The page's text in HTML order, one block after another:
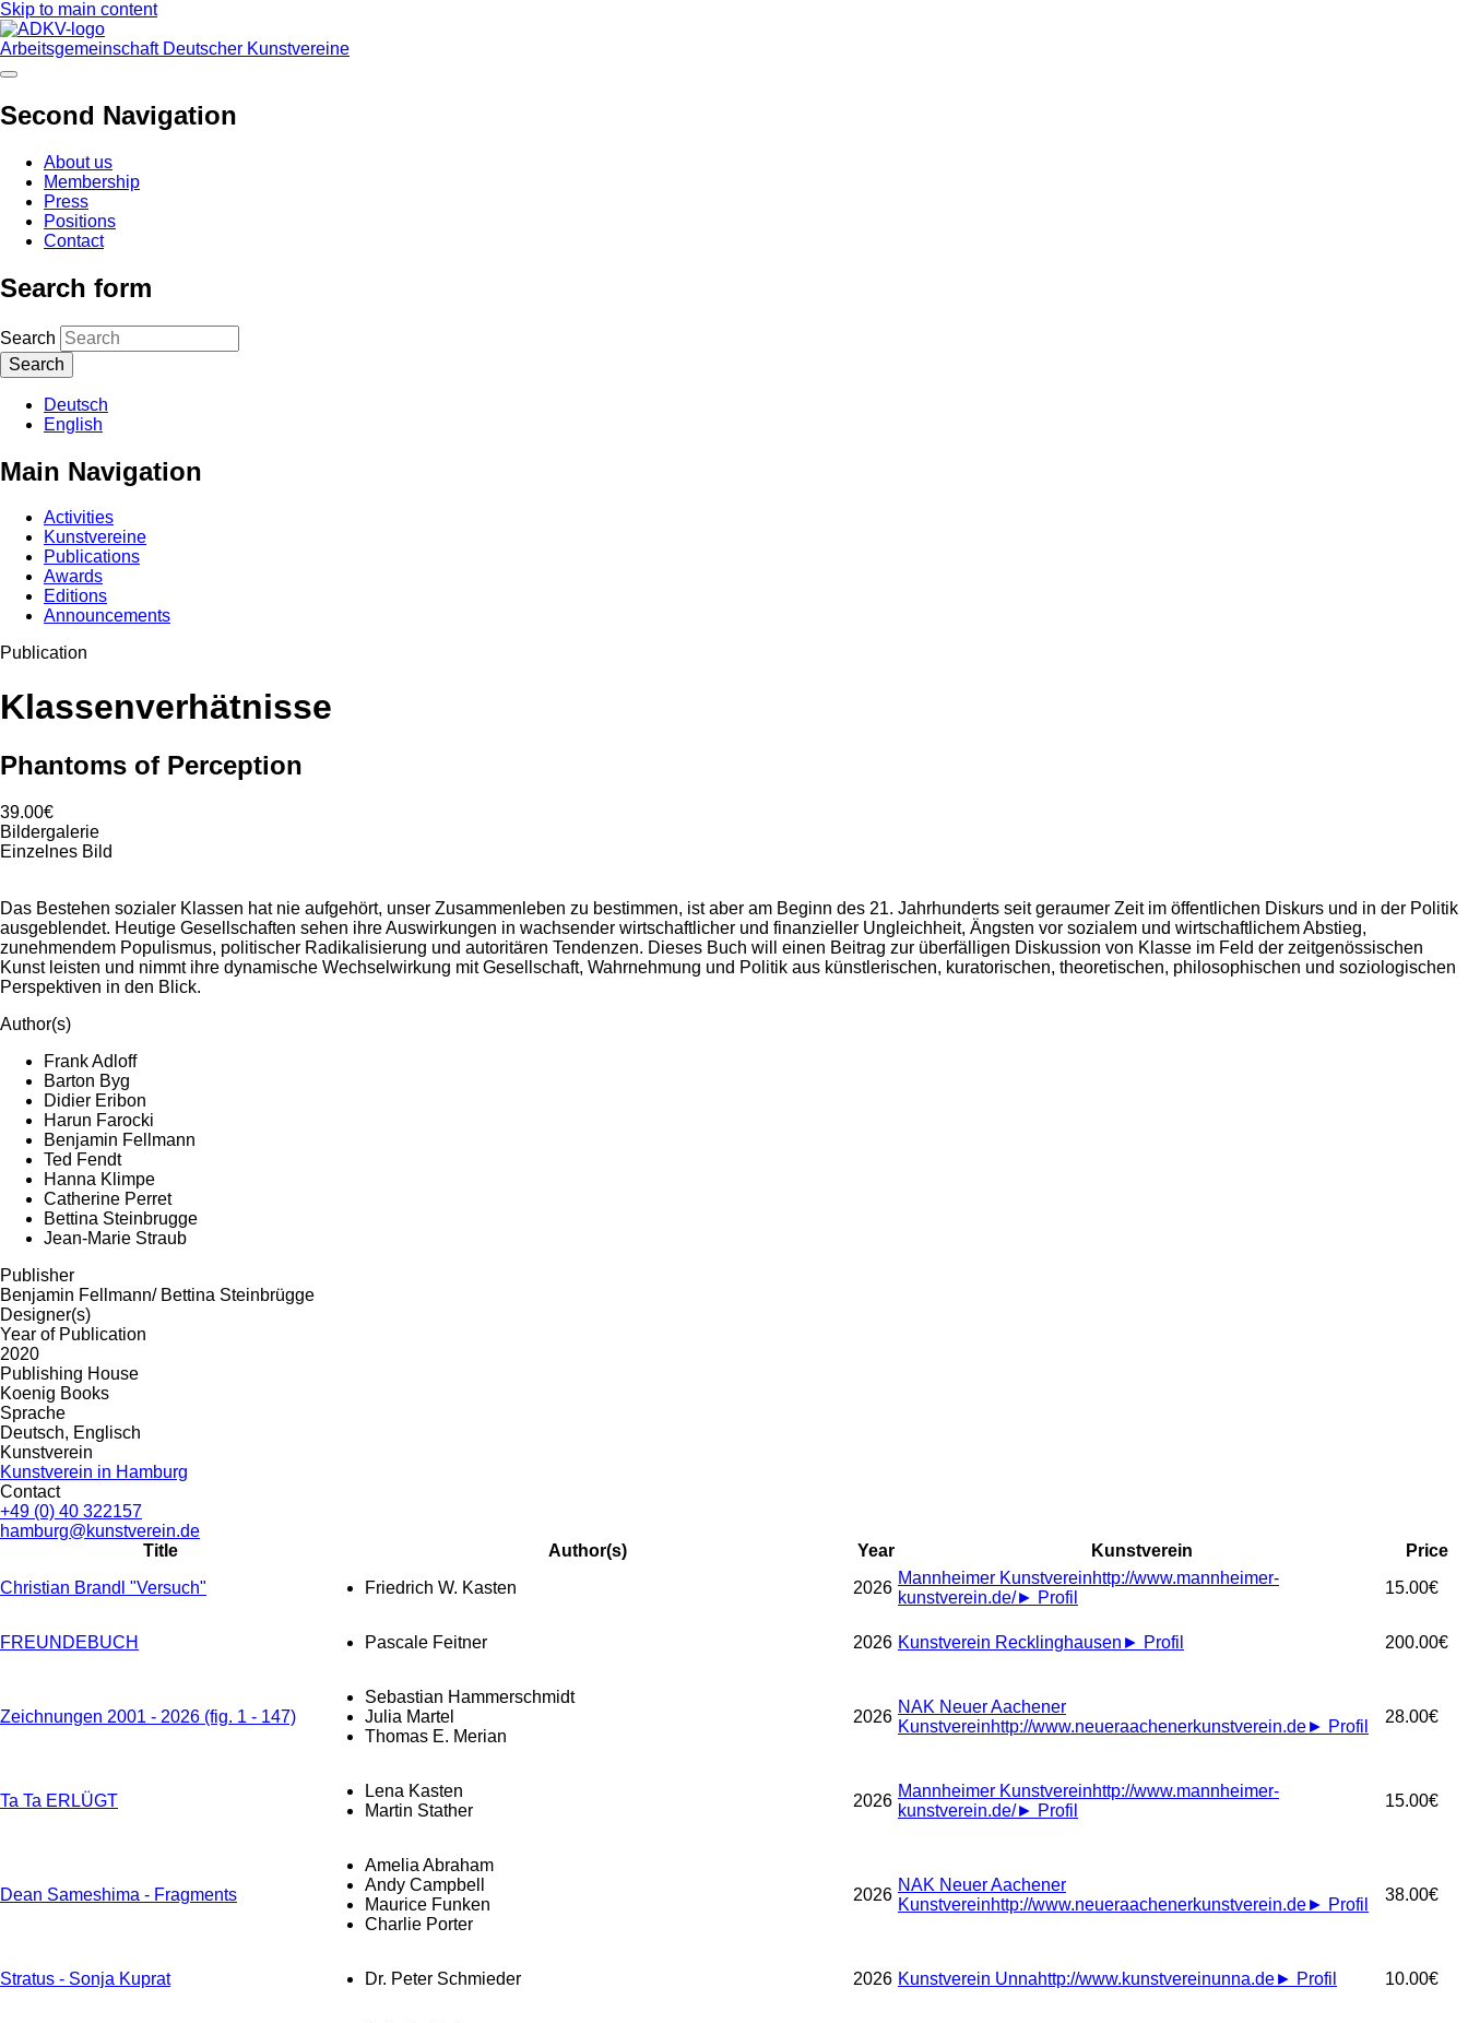
Skip to main content
Arbeitsgemeinschaft Deutscher Kunstvereine
Second Navigation
About us
Membership
Press
Positions
Contact
Search form
Search
Deutsch
English
Main Navigation
Activities
Kunstvereine
Publications
Awards
Editions
Announcements
Publication
Klassenverhätnisse
Phantoms of Perception
39.00€
Bildergalerie
Einzelnes Bild
Das Bestehen sozialer Klassen hat nie aufgehört, unser Zusammenleben zu bestimmen, ist aber am Beginn des 21. Jahrhunderts seit geraumer Zeit im öffentlichen Diskurs und in der Politik
ausgeblendet. Heutige Gesellschaften sehen ihre Auswirkungen in wachsender wirtschaftlicher und finanzieller Ungleichheit, Ängsten vor sozialem und wirtschaftlichem Abstieg,
zunehmendem Populismus, politischer Radikalisierung und autoritären Tendenzen. Dieses Buch will einen Beitrag zur überfälligen Diskussion von Klasse im Feld der zeitgenössischen
Kunst leisten und nimmt ihre dynamische Wechselwirkung mit Gesellschaft, Wahrnehmung und Politik aus künstlerischen, kuratorischen, theoretischen, philosophischen und soziologischen
Perspektiven in den Blick.
Author(s)
Frank Adloff
Barton Byg
Didier Eribon
Harun Farocki
Benjamin Fellmann
Ted Fendt
Hanna Klimpe
Catherine Perret
Bettina Steinbrugge
Jean-Marie Straub
Publisher
Benjamin Fellmann/ Bettina Steinbrügge
Designer(s)
Year of Publication
2020
Publishing House
Koenig Books
Sprache
Deutsch, Englisch
Kunstverein
Kunstverein in Hamburg
Contact
+49 (0) 40 322157
hamburg@kunstverein.de
Title
Author(s) Year Kunstverein
Price
Christian Brandl "Versuch"
Friedrich W. Kasten 2026
Mannheimer Kunstvereinhttp://www.mannheimer-
kunstverein.de/► Profil
15.00€
FREUNDEBUCH Pascale Feitner 2026 Kunstverein Recklinghausen ► Profil 200.00€
Zeichnungen 2001 - 2026 (fig. 1 - 147)
Sebastian Hammerschmidt
Julia Martel
Thomas E. Merian
2026
NAK Neuer Aachener
Kunstvereinhttp://www.neueraachenerkunstverein.de► Profil
28.00€
Ta Ta ERLÜGT
Lena Kasten
Martin Stather
2026
Mannheimer Kunstvereinhttp://www.mannheimer-
kunstverein.de/► Profil
15.00€
Dean Sameshima - Fragments
Amelia Abraham
Andy Campbell
Maurice Funken
Charlie Porter
2026
NAK Neuer Aachener
Kunstvereinhttp://www.neueraachenerkunstverein.de► Profil
38.00€
Stratus - Sonja Kuprat Dr. Peter Schmieder 2026 Kunstverein Unnahttp://www.kunstvereinunna.de► Profil 10.00€